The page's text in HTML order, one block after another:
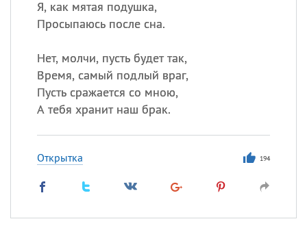
Я, как мятая подушка,
Просыпаюсь после сна.
Нет, молчи, пусть будет так,
Время, самый подлый враг,
Пусть сражается со мною,
А тебя хранит наш брак.
Открытка 194